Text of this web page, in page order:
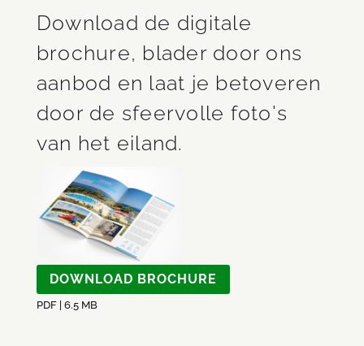
Download de digitale
brochure, blader door ons
aanbod en laat je betoveren
door de sfeervolle foto's
van het eiland.
DOWNLOAD BROCHURE
PDF | 6.5 MB